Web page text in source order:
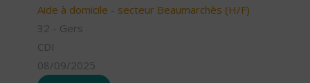
Aide à domicile - secteur Beaumarchès (H/F)
32 - Gers
CDI
08/09/2025